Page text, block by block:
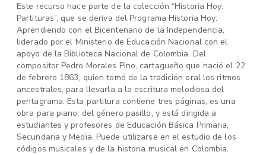
Este recurso hace parte de la colección “Historia Hoy:
Partituras”, que se deriva del Programa Historia Hoy:
Aprendiendo con el Bicentenario de la Independencia,
liderado por el Ministerio de Educación Nacional con el
apoyo de la Biblioteca Nacional de Colombia. Del
compositor Pedro Morales Pino, cartagueño que nació el 22
de febrero 1863, quien tomó de la tradición oral los ritmos
ancestrales, para llevarla a la escritura melodiosa del
pentagrama. Esta partitura contiene tres páginas, es una
obra para piano, del género pasillo, y está dirigida a
estudiantes y profesores de Educación Básica Primaria,
Secundaria y Media. Puede utilizarse en el estudio de los
códigos musicales y de la historia musical en Colombia.